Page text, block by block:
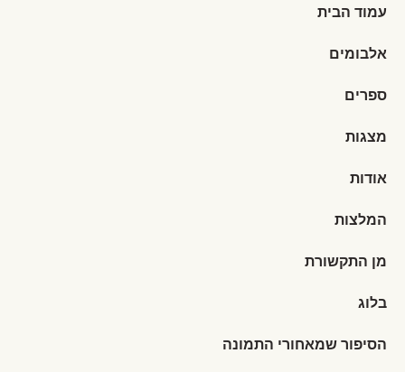
עמוד הבית
אלבומים
ספרים
מצגות
אודות
המלצות
מן התקשורת
בלוג
הסיפור שמאחורי התמונה